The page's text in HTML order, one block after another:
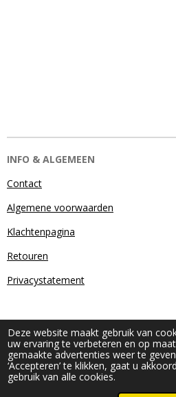
Deze website maakt gebruik van
uw ervaring te verbeteren en op maat
gemaakte advertenties weer te
‘Accepteren’ te klikken, gaat u
gebruik van alle cookies.
INFO & ALGEMEEN
Contact
Algemene voorwaarden
Klachtenpagina
Retouren
Privacystatement
© 2024 - 2026 Beauty & More by